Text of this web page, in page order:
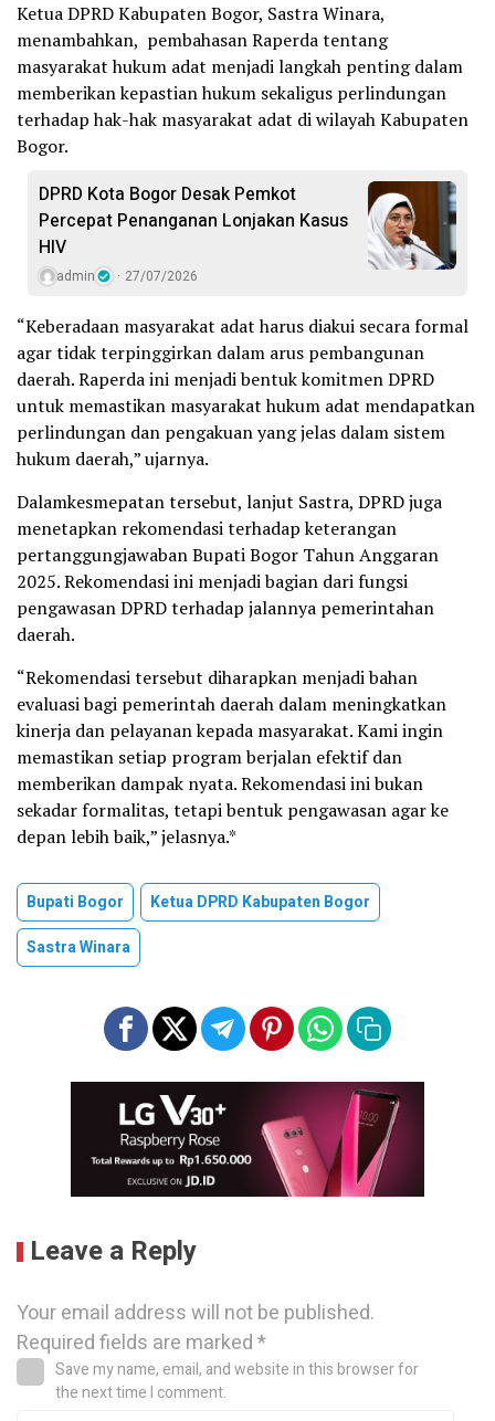
Ketua DPRD Kabupaten Bogor, Sastra Winara,
menambahkan, pembahasan Raperda tentang
masyarakat hukum adat menjadi langkah penting dalam
memberikan kepastian hukum sekaligus perlindungan
terhadap hak-hak masyarakat adat di wilayah Kabupaten
Bogor.
DPRD Kota Bogor Desak Pemkot
Percepat Penanganan Lonjakan Kasus
HIV
admin 27/07/2026
“Keberadaan masyarakat adat harus diakui secara formal
agar tidak terpinggirkan dalam arus pembangunan
daerah. Raperda ini menjadi bentuk komitmen DPRD
untuk memastikan masyarakat hukum adat mendapatkan
perlindungan dan pengakuan yang jelas dalam sistem
hukum daerah,” ujarnya.
Dalamkesmepatan tersebut, lanjut Sastra, DPRD juga
menetapkan rekomendasi terhadap keterangan
pertanggungjawaban Bupati Bogor Tahun Anggaran
2025. Rekomendasi ini menjadi bagian dari fungsi
pengawasan DPRD terhadap jalannya pemerintahan
daerah.
“Rekomendasi tersebut diharapkan menjadi bahan
evaluasi bagi pemerintah daerah dalam meningkatkan
kinerja dan pelayanan kepada masyarakat. Kami ingin
memastikan setiap program berjalan efektif dan
memberikan dampak nyata. Rekomendasi ini bukan
sekadar formalitas, tetapi bentuk pengawasan agar ke
depan lebih baik,” jelasnya.*
Bupati Bogor
Ketua DPRD Kabupaten Bogor
Sastra Winara
Leave a Reply
Your email address will not be published.
Required fields are marked*
Save my name, email, and website in this browser for
the next time I comment.